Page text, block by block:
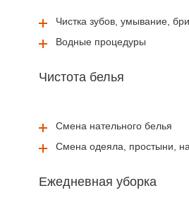
Чистка зубов, умывание,
Водные процедуры
Чистота белья
Смена нательного белья
Смена одеяла, простыни,
Ежедневная уборка